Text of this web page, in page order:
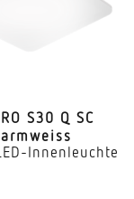
S30 Q SC
Innenleuchte